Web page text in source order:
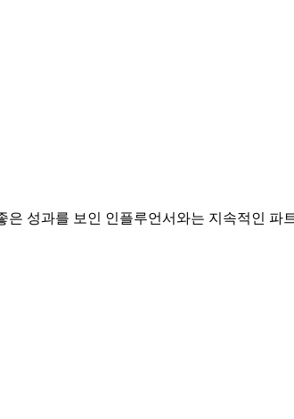
성과를 보인 인플루언서와는 지속적인 파